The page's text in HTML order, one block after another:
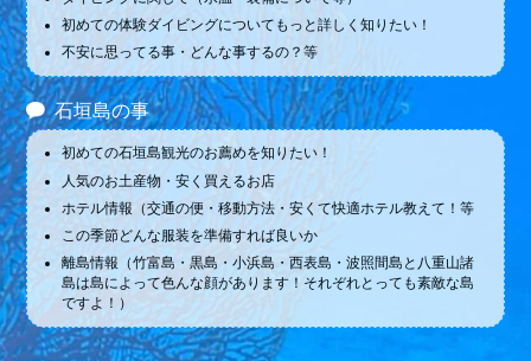
初めての体験ダイビングについてもっと詳しく知りたい！
不安に思ってる事・どんな事するの？等
石垣島の事
初めての石垣島観光のお薦めを知りたい！
人気のお土産物・安く買えるお店
ホテル情報（交通の便・移動方法・安くて快適ホテル教えて！等
この季節どんな服装を準備すれば良いか
離島情報（竹富島・黒島・小浜島・西表島・波照間島と八重山諸
島は島によって色んな顔があります！それぞれとっても素敵な島
ですよ！）